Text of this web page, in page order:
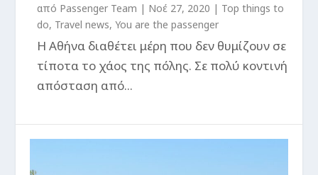
από Passenger Team | Νοέ 27, 2020 | Top things to
do, Travel news,You are the passenger
Η Αθήνα διαθέτει μέρη που δεν θυμίζουν σε
τίποτα το χάος της πόλης. Σε πολύ κοντινή
απόσταση από...